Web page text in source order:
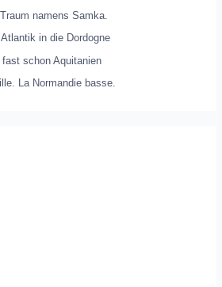
namens Samka.
in die Dordogne
schon Aquitanien
La Normandie basse.